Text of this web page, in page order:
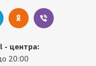
- центра:
20:00